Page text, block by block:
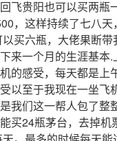
飞贵阳也可以买两瓶
，这样持续了七八天
买六瓶，大佬果断
来一个月的生涯基本
的感受，每天都是上
以至于我现在一坐飞
我们这一帮人包了整
买24瓶茅台，去掉